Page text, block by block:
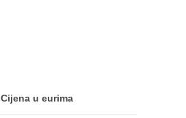
Cijena u eurima